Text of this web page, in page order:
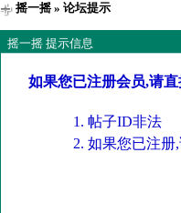
摇一摇» 论坛提示
摇一摇 提示信息
如果您已注册会员,请
帖子ID非法
如果您已注册